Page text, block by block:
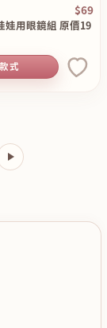
$69
娃用眼鏡組 原價19
式